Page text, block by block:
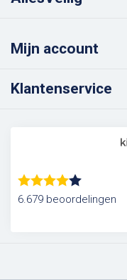
Mijn account
Klantenservice
6.679 beoordelingen